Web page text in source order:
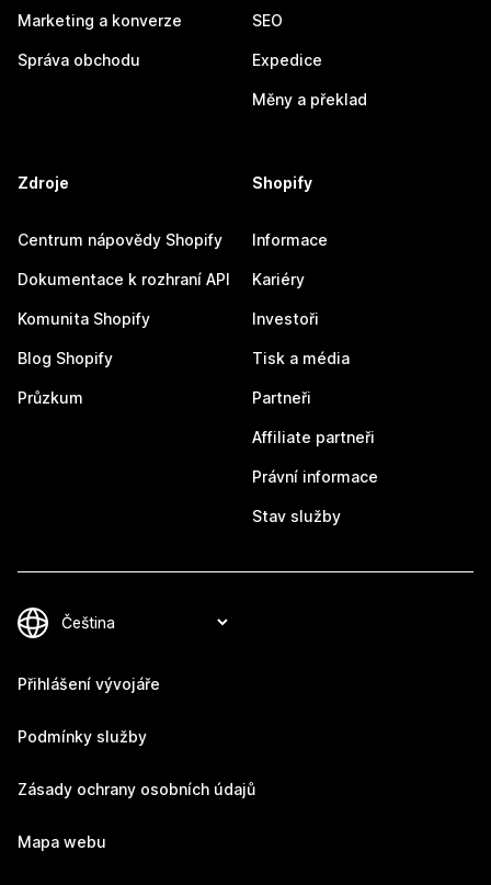
Marketing a konverze
Správa obchodu
SEO
Expedice
Měny a překlad
Zdroje
Centrum nápovědy Shopify
Dokumentace k rozhraní API
Komunita Shopify
Blog Shopify
Průzkum
Shopify
Informace
Kariéry
Investoři
Tisk a média
Partneři
Affiliate partneři
Právní informace
Stav služby
Přihlášení vývojáře
Podmínky služby
Zásady ochrany osobních údajů
Mapa webu